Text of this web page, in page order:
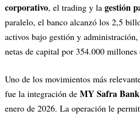
corporativo, el trading y la gestión
paralelo, el banco alcanzó los 2,5
activos bajo gestión y
netas de capital por 354.000 millones
Uno de los movimientos más
fue la integración de MY Safra Bank
enero de 2026. La operación le